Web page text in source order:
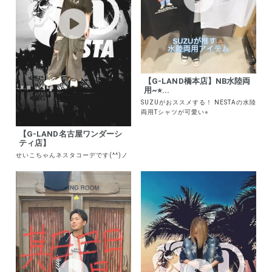
【G-LAND名古屋ワンダーシ
ティ店】
せいこちゃんネスタコーデです(^^)ノ
【G-LAND橋本店】NB水陸両
用~⭐︎...
SUZUがおススメする！ NESTAの水陸
両用Tシャツが可愛い⭐︎